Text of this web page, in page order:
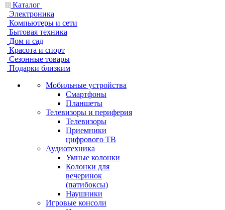
Каталог
Электроника
Компьютеры и сети
Бытовая техника
Дом и сад
Красота и спорт
Сезонные товары
Подарки близким
Мобильные устройства
Смартфоны
Планшеты
Телевизоры и периферия
Телевизоры
Приемники
цифрового ТВ
Аудиотехника
Умные колонки
Колонки для
вечеринок
(патибоксы)
Наушники
Игровые консоли